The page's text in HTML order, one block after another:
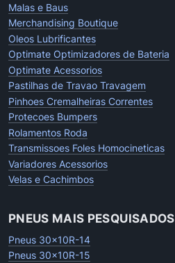
Malas e Baus
Merchandising Boutique
Oleos Lubrificantes
Optimate Optimizadores de Bateria
Optimate Acessorios
Pastilhas de Travao Travagem
Pinhoes Cremalheiras Correntes
Protecoes Bumpers
Rolamentos Roda
Transmissoes Foles Homocineticas
Variadores Acessorios
Velas e Cachimbos
PNEUS MAIS PESQUISADOS
Pneus 30x10R-14
Pneus 30x10R-15